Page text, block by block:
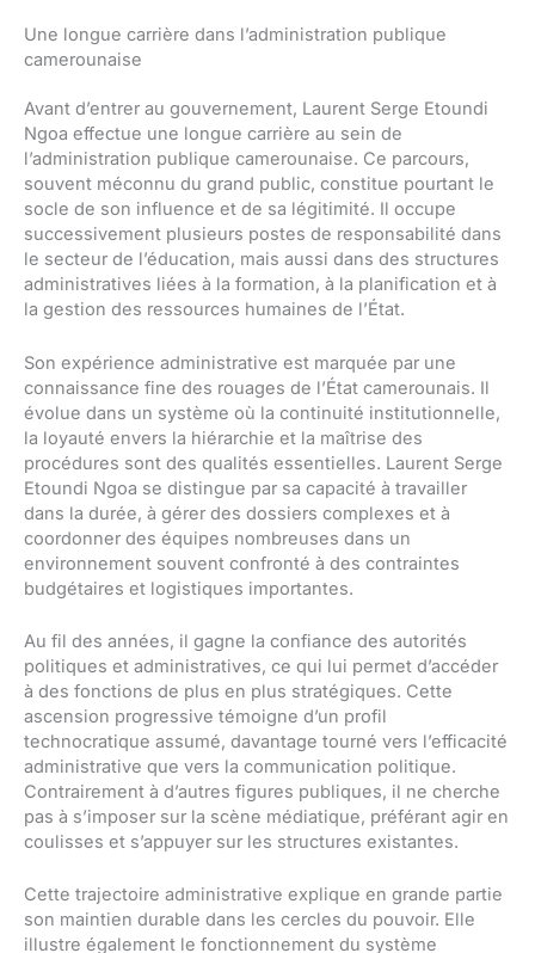
Une longue carrière dans l’administration publique
camerounaise
Avant d’entrer au gouvernement, Laurent Serge Etoundi
Ngoa effectue une longue carrière au sein de
l’administration publique camerounaise. Ce parcours,
souvent méconnu du grand public, constitue pourtant le
socle de son influence et de sa légitimité. Il occupe
successivement plusieurs postes de responsabilité dans
le secteur de l’éducation, mais aussi dans des structures
administratives liées à la formation, à la planification et à
la gestion des ressources humaines de l’État.
Son expérience administrative est marquée par une
connaissance fine des rouages de l’État camerounais. Il
évolue dans un système où la continuité institutionnelle,
la loyauté envers la hiérarchie et la maîtrise des
procédures sont des qualités essentielles. Laurent Serge
Etoundi Ngoa se distingue par sa capacité à travailler
dans la durée, à gérer des dossiers complexes et à
coordonner des équipes nombreuses dans un
environnement souvent confronté à des contraintes
budgétaires et logistiques importantes.
Au fil des années, il gagne la confiance des autorités
politiques et administratives, ce qui lui permet d’accéder
à des fonctions de plus en plus stratégiques. Cette
ascension progressive témoigne d’un profil
technocratique assumé, davantage tourné vers l’efficacité
administrative que vers la communication politique.
Contrairement à d’autres figures publiques, il ne cherche
pas à s’imposer sur la scène médiatique, préférant agir en
coulisses et s’appuyer sur les structures existantes.
Cette trajectoire administrative explique en grande partie
son maintien durable dans les cercles du pouvoir. Elle
illustre également le fonctionnement du système